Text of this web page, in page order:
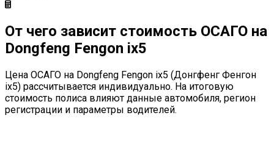
От чего зависит стоимость ОСАГО на
Dongfeng Fengon ix5
Цена ОСАГО на Dongfeng Fengon ix5 (Донгфенг Фенгон
ix5) рассчитывается индивидуально. На итоговую
стоимость полиса влияют данные автомобиля, регион
регистрации и параметры водителей.